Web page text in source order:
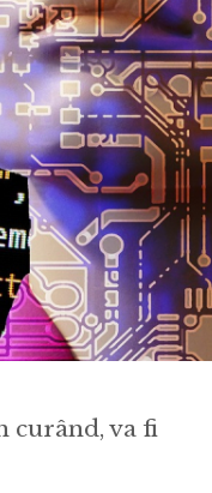
curând, va fi